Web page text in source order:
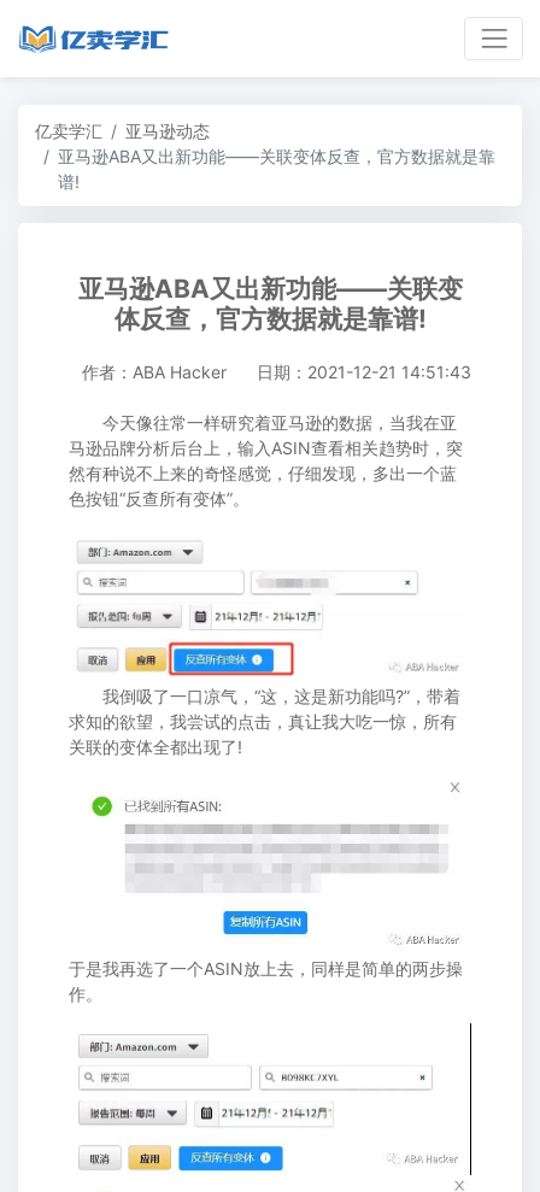
亿卖学汇
亚马逊动态
亚马逊ABA又出新功能——关联变体反查，官方数据就是靠
谱!
亚马逊ABA又出新功能——关联变
体反查，官方数据就是靠谱!
作者：ABA Hacker 日期：2021-12-21 14:51:43
今天像往常一样研究着亚马逊的数据，当我在亚
马逊品牌分析后台上，输入ASIN查看相关趋势时，突
然有种说不上来的奇怪感觉，仔细发现，多出一个蓝
色按钮“反查所有变体”。
我倒吸了一口凉气，“这，这是新功能吗?”，带着
求知的欲望，我尝试的点击，真让我大吃一惊，所有
关联的变体全都出现了!
于是我再选了一个ASIN放上去，同样是简单的两步操
作。